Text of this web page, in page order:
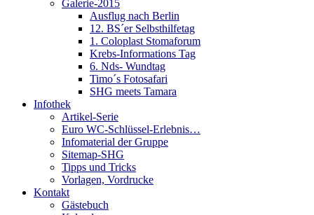
Galerie-2015
Ausflug nach Berlin
12. BS´er Selbsthilfetag
1. Coloplast Stomaforum
Krebs-Informations Tag
6. Nds- Wundtag
Timo´s Fotosafari
SHG meets Tamara
Infothek
Artikel-Serie
Euro WC-Schlüssel-Erlebnis…
Infomaterial der Gruppe
Sitemap-SHG
Tipps und Tricks
Vorlagen, Vordrucke
Kontakt
Gästebuch